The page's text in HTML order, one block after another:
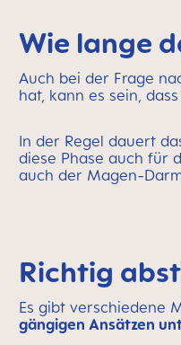
Wie lange
Auch bei der Frage
hat, kann es sein,
In der Regel dauert
diese Phase auch für
auch der Magen-
Richtig
Es gibt verschiedene
gängigen Ansätzen